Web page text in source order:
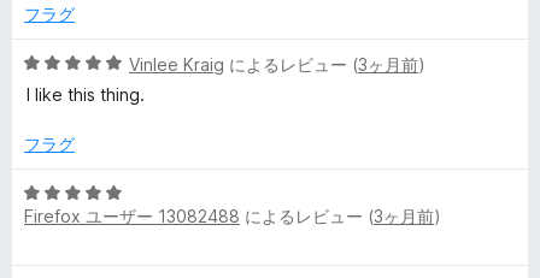
5
評
価
フラグ
5
段
中
の
評
Vinlee Kraig によるレビュー (3ヶ月前)
I like this thing.
フラグ
5
段
Firefox ユーザー 13082488 によるレビュー (3ヶ月前)